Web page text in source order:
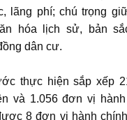
lãng phí; chú trọng
hóa lịch sử, bản
dân cư.
thực hiện sắp xếp
và 1.056 đơn vị
8 đơn vị hành